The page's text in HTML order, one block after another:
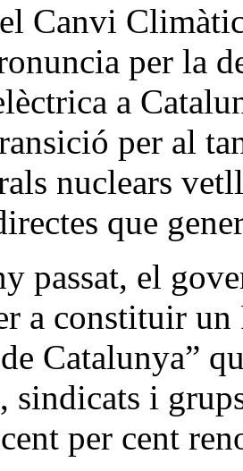
Canvi
per la
a
per al
nuclears
que
passat, el
a constituir
Catalunya”
sindicats i
per cent